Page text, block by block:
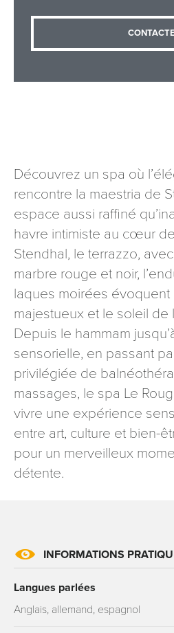
Découvrez un spa où
rencontre la maestria de
espace aussi raffiné
havre intimiste au cœur
Stendhal, le terrazzo,
marbre rouge et noir,
laques moirées évoquent
majestueux et le soleil de
Depuis le hammam
sensorielle, en passant
privilégiée de
massages, le spa Le
vivre une expérience
entre art, culture et bien-
pour un merveilleux
détente.
INFORMATIONS
Langues parlées
Anglais, allemand, espagnol
Message*
nécessaires au traitement de
mention contraire). Vous disposez
rectification et d’opposition aux
que vous pouvez exercer en
courriel à
signé accompagné de la copie
esplanade Jacques-Baudot CO
cedex
reCAPTCHA